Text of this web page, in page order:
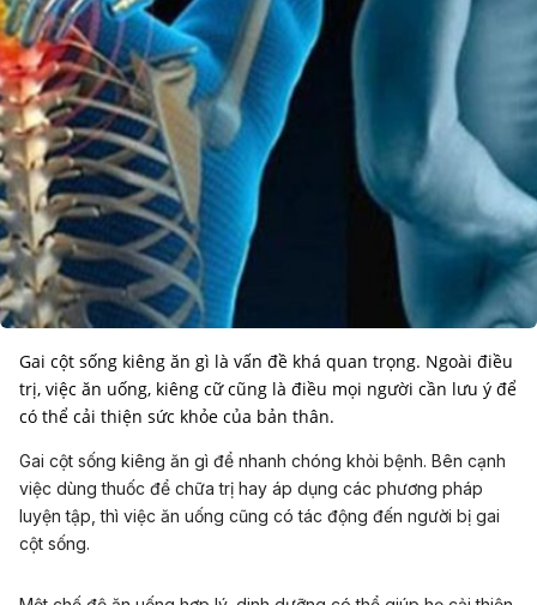
Gai cột sống kiêng ăn gì là vấn đề khá quan trọng. Ngoài điều
trị, việc ăn uống, kiêng cữ cũng là điều mọi người cần lưu ý để
có thể cải thiện sức khỏe của bản thân.
Gai cột sống kiêng ăn gì để nhanh chóng khỏi bệnh. Bên cạnh
việc dùng thuốc để chữa trị hay áp dụng các phương pháp
luyện tập, thì việc ăn uống cũng có tác động đến người bị gai
cột sống.